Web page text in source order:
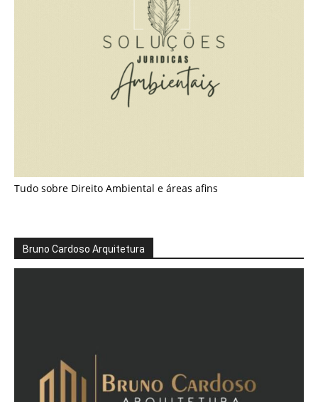
Tudo sobre Direito Ambiental e áreas afins
Bruno Cardoso Arquitetura